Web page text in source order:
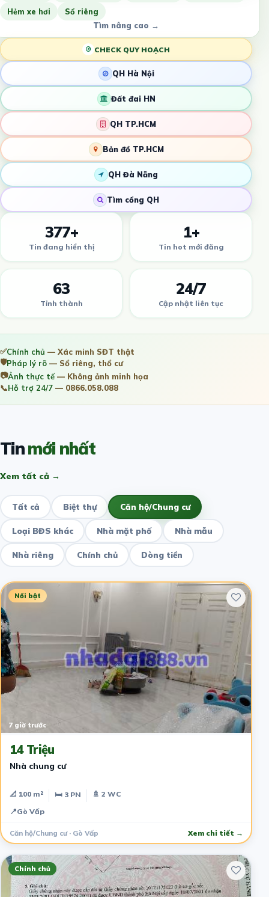
Hẻm xe hơi
Sổ riêng
Tìm nâng cao →
CHECK QUY HOẠCH
QH Hà Nội
Đất đai HN
QH TP.HCM
Bản đồ TP.HCM
QH Đà Nẵng
Tìm cổng QH
377+
Tin đang hiển thị
1+
Tin hot mới đăng
63
Tỉnh thành
24/7
Cập nhật liên tục
✅Chính chủ — Xác minh SĐT thật
🛡️Pháp lý rõ — Sổ riêng, thổ cư
📷Ảnh thực tế— Không ảnh minh họa
📞Hỗ trợ 24/7 — 0866.058.088
Tinmới nhất
Xem tất cả →
Tất cả Biệt thự Căn hộ/Chung cư
Loại BĐS khác Nhà mặt phố Nhà mẫu
Nhà riêng Chính chủ Dòng tiền
Nổi bật
7 giờ trước
14 Triệu
Nhà chung cư
📐 100 m² 🛏 3 PN
🚿 2 WC
📍Gò Vấp
Căn hộ/Chung cư · Gò Vấp Xem chi tiết →
Chính chủ